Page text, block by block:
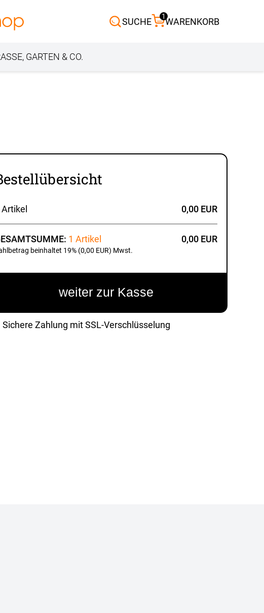
SUCHE 1WARENKORB
Jalousie Scheibengardinen
GARTEN & CO.
Artikel 0,00 EUR
1 Artikel
beinhaltet 19% (0,00 EUR) Mwst.
0,00 EUR
weiter zur Kasse
Sichere Zahlung mit SSL-Verschlüsselung